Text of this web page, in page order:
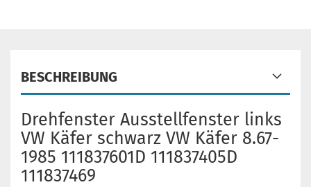
BESCHREIBUNG
Drehfenster Ausstellfenster links
VW Käfer schwarz VW Käfer 8.67-
1985 111837601D 111837405D
111837469